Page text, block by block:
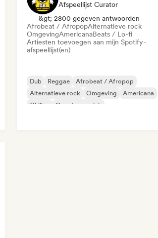
Afspeellijst Curator
&gt; 2800 gegeven antwoorden
Afrobeat / AfropopAlternatieve rock
OmgevingAmericanaBeats / Lo-fi
Artiesten toevoegen aan mijn Spotify-
afspeellijst(en)
Dub Reggae
Afrobeat / Afropop
Alternatieve rock
Omgeving
Americana
Chillen
Country muziek